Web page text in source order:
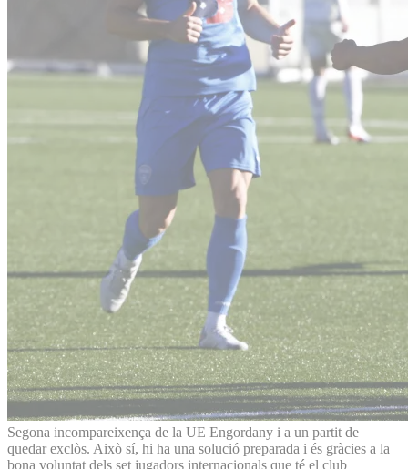
Segona incompareixença de la UE Engordany i a un partit de
quedar exclòs. Això sí, hi ha una solució preparada i és gràcies a la
bona voluntat dels set jugadors internacionals que té el club